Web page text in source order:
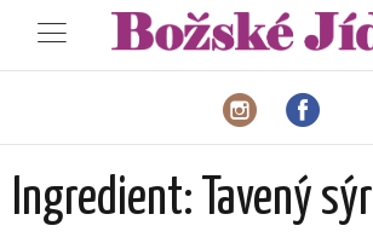
Ingredient: Tavený sýr